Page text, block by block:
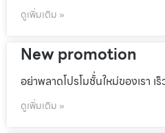
ดูเพิ่มเติม »
New promotion
อย่าพลาดโปรโมชั้่นใหม่ของเรา เ
ดูเพิ่มเติม »